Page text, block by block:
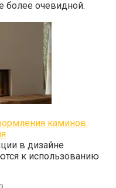
более очевидной.
каминов:
в дизайне
к использованию